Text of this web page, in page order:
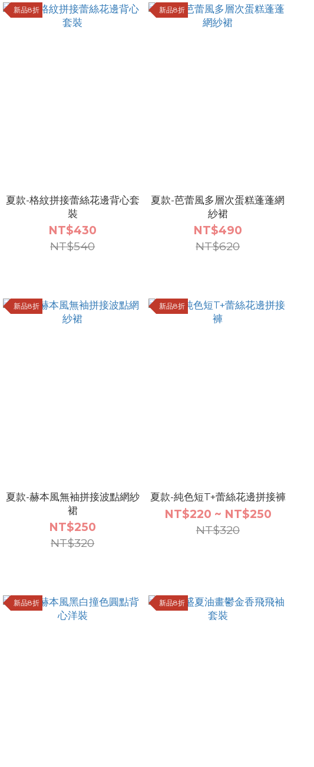
新品8折
夏款-格紋拼接蕾絲花邊背心套
裝
NT$430
NT$540
新品8折
夏款-芭蕾風多層次蛋糕蓬蓬網
紗裙
NT$490
NT$620
新品8折
夏款-赫本風無袖拼接波點網紗
裙
NT$250
NT$320
新品8折
夏款-純色短T+蕾絲花邊拼接褲
NT$220 ~ NT$250
NT$320
新品8折 新品8折